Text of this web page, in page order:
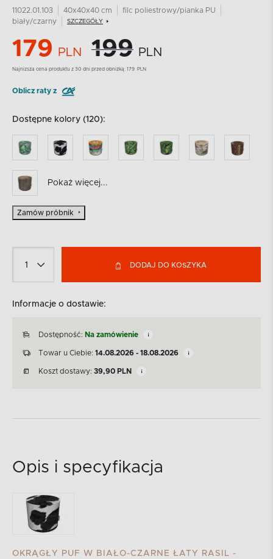
11022.01.103 40x40x40 cm
filc poliestrowy/pianka PU
biały/czarny
SZCZEGÓŁY
179 PLN 199 PLN
Najnizsza cena produktu z 30 dni przed obniżką: 179 PLN
Oblicz raty z
Dostępne kolory (120):
Pokaż więcej...
Zamów próbnik
DODAJ DO KOSZYKA
Informacje o dostawie:
Dostępność: Na zamówienie
Towar u Ciebie: 14.08.2026 - 18.08.2026
Koszt dostawy: 39,90 PLN
Opis i specyfikacja
OKRĄGŁY PUF W BIAŁO-CZARNE ŁATY RASIL -